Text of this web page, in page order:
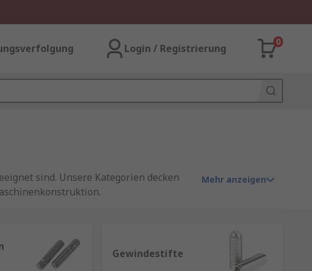
Login / Registrierung
0
sind. Unsere Kategorien decken
Stahl, Kunststoff oder legierten
Mehr anzeigen
Gewindestifte